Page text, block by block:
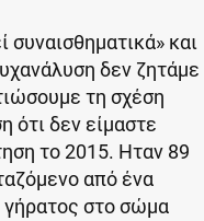
συναισθηματικά» και
δεν ζητάμε
τη σχέση
ότι δεν είμαστε
το 2015. Ηταν 89
από ένα
γήρατος στο σώμα